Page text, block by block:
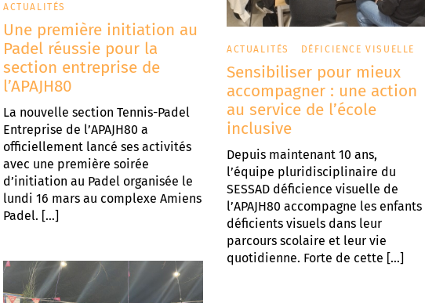
ACTUALITÉS
Une première initiation au
Padel réussie pour la
section entreprise de
l’APAJH80
La nouvelle section Tennis-Padel
Entreprise de l’APAJH80 a
officiellement lancé ses activités
avec une première soirée
d’initiation au Padel organisée le
lundi 16 mars au complexe Amiens
Padel. […]
ACTUALITÉS DÉFICIENCE VISUELLE
Sensibiliser pour mieux
accompagner : une action
au service de l’école
inclusive
Depuis maintenant 10 ans,
l’équipe pluridisciplinaire du
SESSAD déficience visuelle de
l’APAJH80 accompagne les enfants
déficients visuels dans leur
parcours scolaire et leur vie
quotidienne. Forte de cette […]